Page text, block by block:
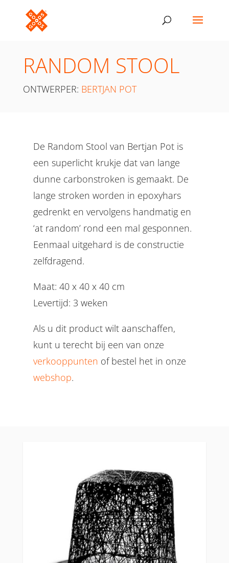
RANDOM STOOL
ONTWERPER: BERTJAN POT
De Random Stool van Bertjan Pot is
een superlicht krukje dat van lange
dunne carbonstroken is gemaakt. De
lange stroken worden in epoxyhars
gedrenkt en vervolgens handmatig en
‘at random’ rond een mal gesponnen.
Eenmaal uitgehard is de constructie
zelfdragend.
Maat: 40 x 40 x 40 cm
Levertijd: 3 weken
Als u dit product wilt aanschaffen,
kunt u terecht bij een van onze
verkooppunten of bestel het in onze
webshop.